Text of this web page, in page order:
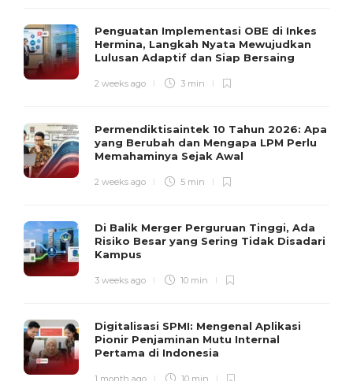
Penguatan Implementasi OBE di Inkes
Hermina, Langkah Nyata Mewujudkan
Lulusan Adaptif dan Siap Bersaing
2 weeks ago 3 min
Permendiktisaintek 10 Tahun 2026: Apa
yang Berubah dan Mengapa LPM Perlu
Memahaminya Sejak Awal
2 weeks ago 5 min
Di Balik Merger Perguruan Tinggi, Ada
Risiko Besar yang Sering Tidak Disadari
Kampus
3 weeks ago 10 min
Digitalisasi SPMI: Mengenal Aplikasi
Pionir Penjaminan Mutu Internal
Pertama di Indonesia